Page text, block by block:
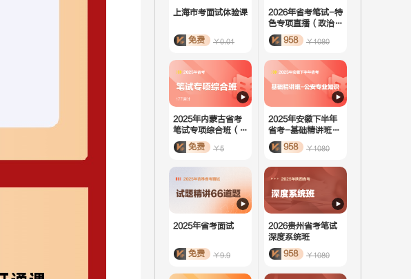
上海市考面试体验课
免费 ￥0.01
2025年内蒙古省考
笔试专项综合班（活
动课）
免费 ￥5
2025年省考面试
免费 ￥9.9
2026年省考笔试-特
色专项直播（政治理
论）
958 ￥1080
2025年安徽下半年
省考-基础精讲班-
公安专业知识
958 ￥1080
2026贵州省考笔试
深度系统班
958
￥1080